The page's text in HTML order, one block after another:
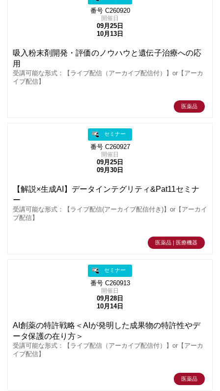
番号 C260920
開催日
09月25日
10月13日
吸入粉末剤開発・評価のノウハウと遺伝子治療への応
用
受講可能な形式：【ライブ配信（アーカイブ配信付）】or【アーカ
イブ配信】
医薬品
セミナー
番号 C260927
開催日
09月25日
09月30日
【解説×生成AI】データインテグリティ&Pat11セミナ
ー
受講可能な形式：【ライブ配信(アーカイブ配信付き)】or【アーカイ
ブ配信】
医薬品 | 医療機器
セミナー
番号 C260913
開催日
09月28日
10月14日
AI創薬の特許戦略＜AIが発明した成果物の特許性やデ
ータ保護の在り方＞
受講可能な形式：【ライブ配信（アーカイブ配信付）】or【アーカ
イブ配信】
医薬品